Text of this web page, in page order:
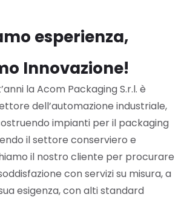
esperienza,
Innovazione!
la Acom Packaging S.r.l. è
dell’automazione industriale,
impianti per il packaging
il settore conserviero e
il nostro cliente per procurare
con servizi su misura, a
esigenza, con alti standard